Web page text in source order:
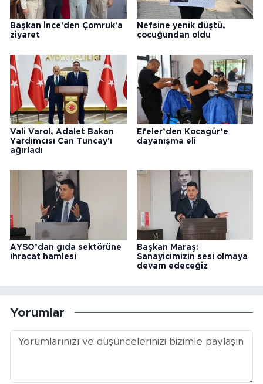
Başkan İnce'den Çomruk'a
ziyaret
Nefsine yenik düştü,
çocuğundan oldu
Vali Varol, Adalet Bakan
Yardımcısı Can Tuncay'ı
ağırladı
Efeler’den Kocagür’e
dayanışma eli
AYSO’dan gıda sektörüne
ihracat hamlesi
Başkan Maraş:
Sanayicimizin sesi olmaya
devam edeceğiz
Yorumlar